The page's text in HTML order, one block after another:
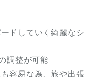
ドしていく綺麗なシ
調整が可能
容易な為、旅や出張